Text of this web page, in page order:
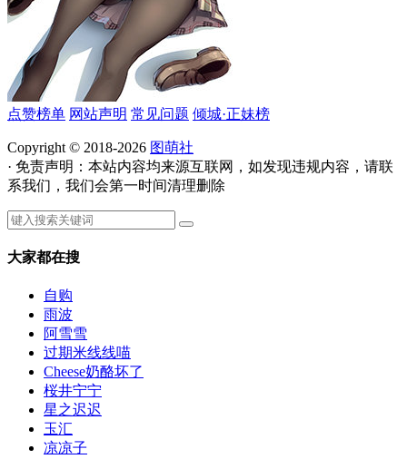
点赞榜单 网站声明 常见问题 倾城·正妹榜
Copyright © 2018-2026 图萌社
· 免责声明：本站内容均来源互联网，如发现违规内容，请联
系我们，我们会第一时间清理删除
大家都在搜
自购
雨波
阿雪雪
过期米线线喵
Cheese奶酪坏了
桜井宁宁
星之迟迟
玉汇
凉凉子